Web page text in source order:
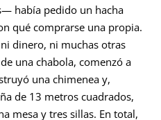
había pedido un hacha
qué comprarse una propia.
dinero, ni muchas otras
una chabola, comenzó a
una chimenea y,
de 13 metros cuadrados,
mesa y tres sillas. En total,